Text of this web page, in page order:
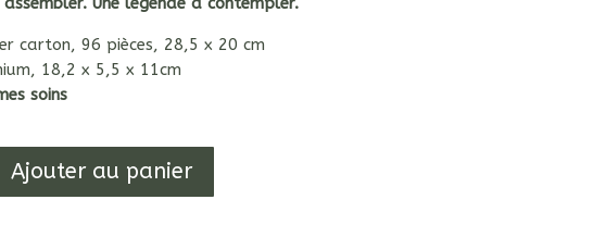
carton, 96 pièces, 28,5 x 20 cm
18,2 x 5,5 x 11cm
soins
Ajouter au panier